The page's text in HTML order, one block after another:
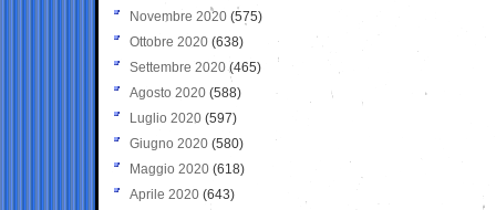
Novembre 2020 (575)
Ottobre 2020 (638)
Settembre 2020(465)
Agosto 2020 (588)
Luglio 2020 (597)
Giugno 2020 (580)
Maggio 2020 (618)
Aprile 2020 (643)